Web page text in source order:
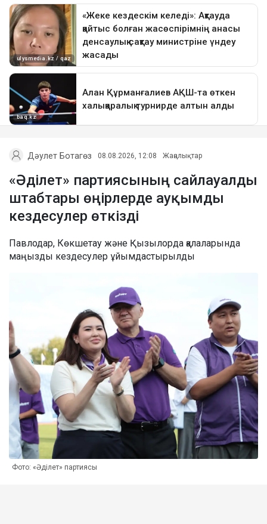
Дәулет Ботагөз 08.08.2026, 12:08 Жаңалықтар
«Әділет» партиясының сайлауалды
штабтары өңірлерде ауқымды
кездесулер өткізді
Павлодар, Көкшетау және Қызылорда қалаларында
маңызды кездесулер ұйымдастырылды
Фото: «Әділет» партиясы